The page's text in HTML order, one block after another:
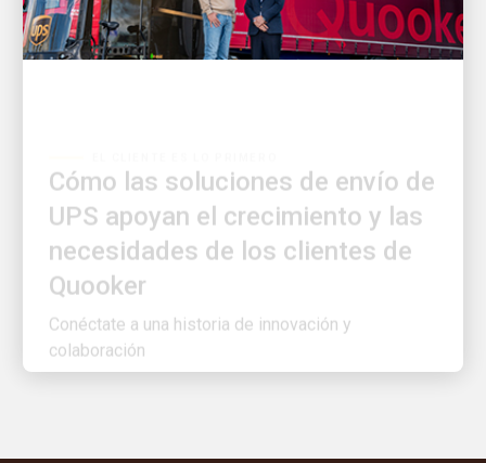
UPS apoyan el crecimiento y las
necesidades de los clientes de
Quooker
Conéctate a una historia de innovación y
colaboración